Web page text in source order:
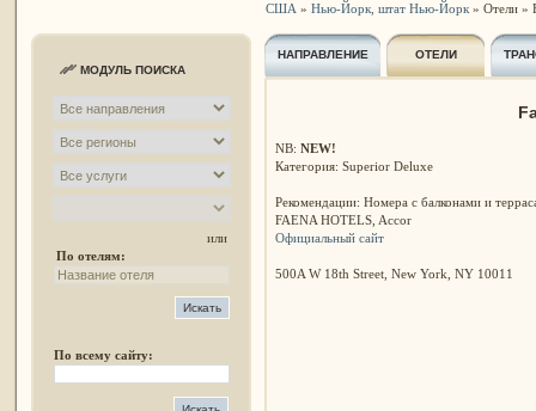
МОДУЛЬ ПОИСКА
или
По отелям:
По всему сайту:
США » Нью-Йорк, штат Нью-Йорк» Отели »
НАПРАВЛЕНИЕ ОТЕЛИ
NB: NEW!
Категория: Superior Deluxe
Рекомендации: Номера с балконами и
FAENA HOTELS, Accor
Официальный сайт
500A W 18th Street, New York, NY 10011